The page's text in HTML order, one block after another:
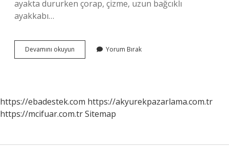
ayakta dururken çorap, çizme, uzun bağcıklı
ayakkabı…
Devamını okuyun Peygamber
Efendimiz
Yasakladı
Yorum Bırak
https://ebadestek.com https://akyurekpazarlama.com.tr
https://mcifuar.com.trSitemap